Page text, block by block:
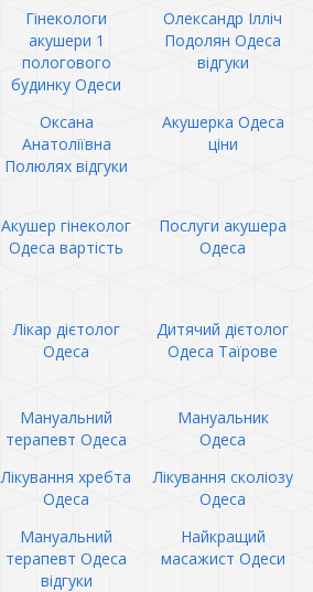
Гінекологи
акушери 1
пологового
будинку Одеси
Олександр Ілліч
Подолян Одеса
відгуки
Оксана
Анатоліївна
Полюлях відгуки
Акушерка Одеса
ціни
Акушер гінеколог
Одеса вартість
Послуги акушера
Одеса
Лікар дієтолог
Одеса
Дитячий дієтолог
Одеса Таїрове
Мануальний
терапевт Одеса
Мануальник
Одеса
Лікування хребта
Одеса
Лікування сколіозу
Одеса
Мануальний
терапевт Одеса
відгуки
Найкращий
масажист Одеси